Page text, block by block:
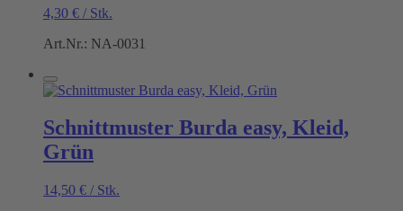
4,30 € / Stk.
Art.Nr.: NA-0031
Schnittmuster Burda easy, Kleid,
Grün
14,50 € / Stk.